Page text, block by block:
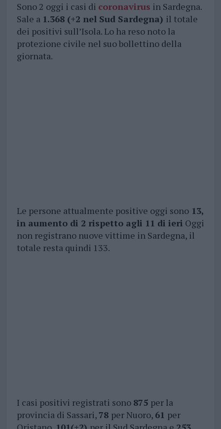
Sono 2 oggi i casi di coronavirus in Sardegna.
Sale a 1.368 (+2 nel Sud Sardegna) il totale
dei positivi sull’Isola. Lo ha reso noto la
protezione civile nel suo bollettino della
giornata.
Le persone attualmente positive oggi sono13,
in aumento di 2 rispetto agli 11 di ieri Oggi
non registrano nuove vittime in Sardegna, il
totale resta quindi 133.
I casi positivi registrati sono 875 per la
provincia di Sassari,78 per Nuoro, 61 per